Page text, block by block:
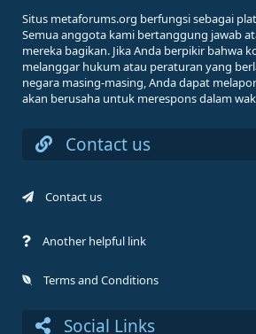
Situs metaforums.org berfungsi sebagai
Semua anggota kami bertanggung jawab
mereka bagikan. Jika Anda berpikir bahwa
melanggar hukum atau peraturan yang
negara masing-masing, Anda dapat
akan berusaha untuk merespons dalam
Contact us
Contact us
Another helpful link
Terms and Conditions
Social Links